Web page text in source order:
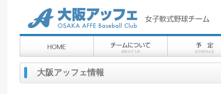
大阪アッフェ情報